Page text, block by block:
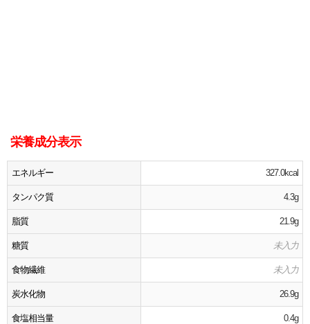
栄養成分表示
エネルギー 327.0kcal
タンパク質 4.3g
脂質 21.9g
糖質 未入力
食物繊維 未入力
炭水化物 26.9g
食塩相当量 0.4g